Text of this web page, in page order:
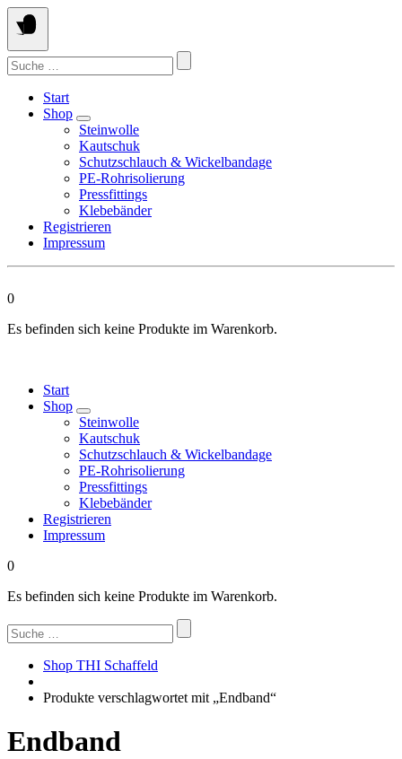
Springen
Sie
zum
Inhalt
Suchen
nach:
Start
Shop
Steinwolle
Kautschuk
Schutzschlauch & Wickelbandage
PE-Rohrisolierung
Pressfittings
Klebebänder
Registrieren
Impressum
0
Es befinden sich keine Produkte im Warenkorb.
Start
Shop
Steinwolle
Kautschuk
Schutzschlauch & Wickelbandage
PE-Rohrisolierung
Pressfittings
Klebebänder
Registrieren
Impressum
0
Es befinden sich keine Produkte im Warenkorb.
Suchen
nach:
Shop THI Schaffeld
Produkte verschlagwortet mit „Endband“
Endband